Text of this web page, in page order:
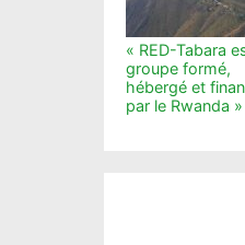
« RED-Tabara
groupe formé,
hébergé et
par le Rwanda »